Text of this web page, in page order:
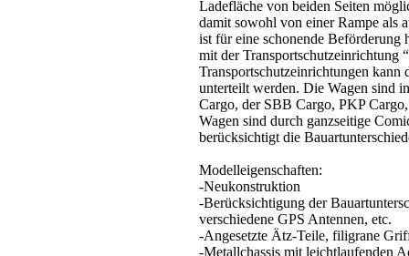
Ladefläche von beiden Seiten
damit sowohl von einer Rampe als
ist für eine schonende
mit der Transportschutzeinrichtung
Transportschutzeinrichtungen kann
unterteilt werden. Die Wagen sind
Cargo, der SBB Cargo, PKP
Wagen sind durch ganzseitige
berücksichtigt die
Modelleigenschaften:
-Neukonstruktion
-Berücksichtigung der
verschiedene GPS Antennen, etc.
-Angesetzte Ätz-Teile, filigrane
-Metallchassis mit leichtlaufenden